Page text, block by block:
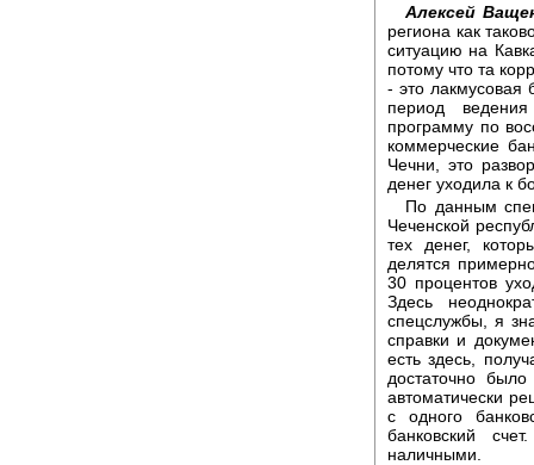
Алексей
региона как
ситуацию на
потому что та
- это лакмусовая
период
программу по
коммерческие
Чечни, это
денег уходила к
По данным
Чеченской
тех денег,
делятся
30 процентов
Здесь
спецслужбы, я
справки и
есть здесь,
достаточно
автоматически
с одного
банковский
наличными.